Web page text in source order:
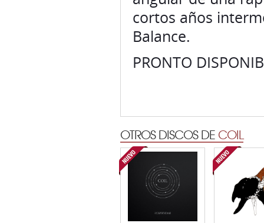
cortos años
Balance.
PRONTO
OTROS DISCOS DE COIL